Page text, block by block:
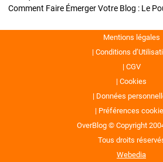
Mentions légales
Conditions
CGV
Cookies
Données
Préférences
OverBlog © Copyright
Tous droits
Webedia